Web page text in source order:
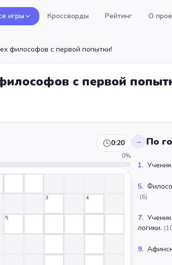
игры Кроссворды Рейтинг О
философов с первой попытки!
с первой
0:20
0%
3 4
5
→ По
1.
5.
(6)
7.
логики. (
9.